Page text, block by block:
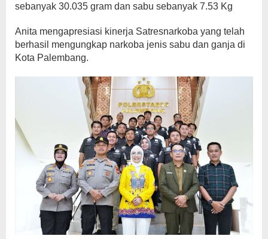
sebanyak 30.035 gram dan sabu sebanyak 7.53 Kg
Anita mengapresiasi kinerja Satresnarkoba yang telah
berhasil mengungkap narkoba jenis sabu dan ganja di
Kota Palembang.